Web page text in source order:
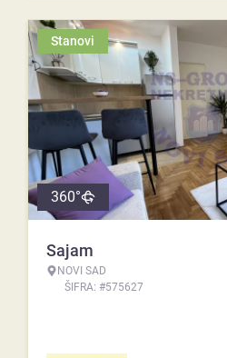
Stanovi
360°
Sajam
NOVI SAD
ŠIFRA: #575627